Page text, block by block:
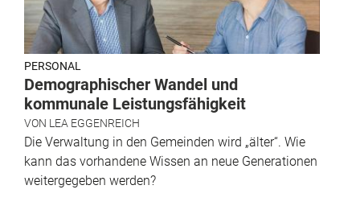
PERSONAL
Demographischer Wandel und
kommunale Leistungsfähigkeit
VON LEA EGGENREICH
Die Verwaltung in den Gemeinden wird „älter“. Wie
kann das vorhandene Wissen an neue Generationen
weitergegeben werden?